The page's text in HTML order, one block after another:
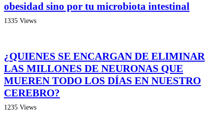
obesidad sino por tu microbiota intestinal
1335 Views
¿QUIENES SE ENCARGAN DE ELIMINAR
LAS MILLONES DE NEURONAS QUE
MUEREN TODO LOS DÍAS EN NUESTRO
CEREBRO?
1235 Views